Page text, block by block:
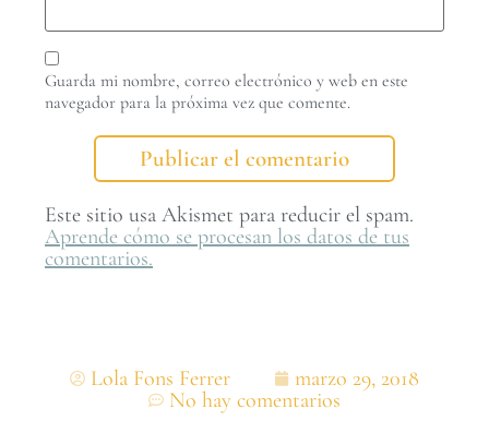
Guarda mi nombre, correo electrónico y web en este
navegador para la próxima vez que comente.
Este sitio usa Akismet para reducir el spam.
Aprende cómo se procesan los datos de tus
comentarios.
Lola Fons Ferrer
marzo 29, 2018
No hay comentarios